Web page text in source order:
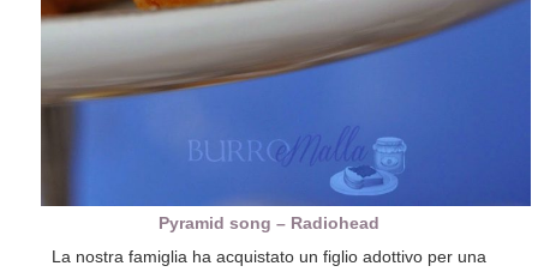
Pyramid song – Radiohead
La nostra famiglia ha acquistato un figlio adottivo per una